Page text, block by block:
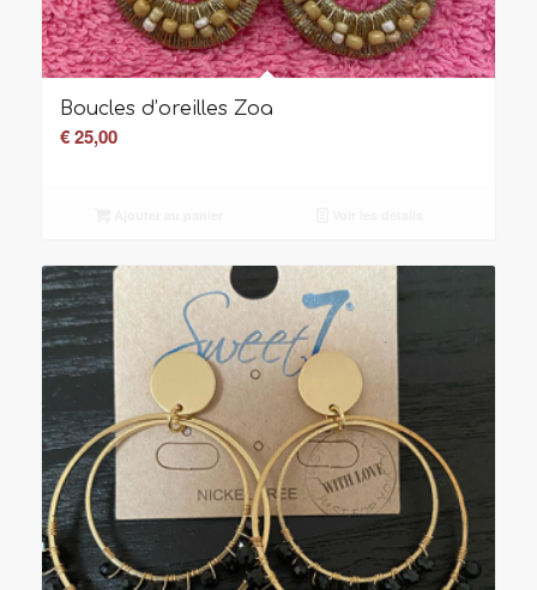
Boucles d’oreilles Zoa
€25,00